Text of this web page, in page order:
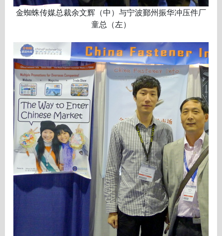
金蜘蛛传媒总裁余文辉（中）与宁波鄞州振华冲压件厂
童总（左）